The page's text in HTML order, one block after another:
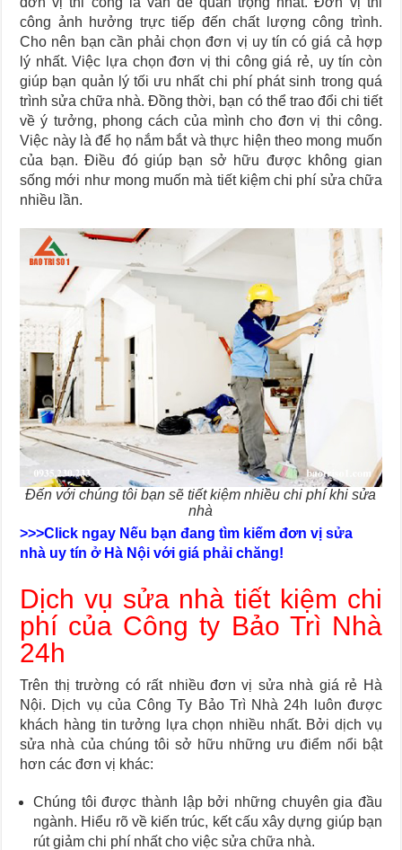
công ảnh hưởng trực tiếp đến chất lượng công trình.
Cho nên bạn cần phải chọn đơn vị uy tín có giá cả hợp
lý nhất. Việc lựa chọn đơn vị thi công giá rẻ, uy tín còn
giúp bạn quản lý tối ưu nhất chi phí phát sinh trong quá
trình sửa chữa nhà. Đồng thời, bạn có thể trao đổi chi tiết
về ý tưởng, phong cách của mình cho đơn vị thi công.
Việc này là để họ nắm bắt và thực hiện theo mong muốn
của bạn. Điều đó giúp bạn sở hữu được không gian
sống mới như mong muốn mà tiết kiệm chi phí sửa chữa
nhiều lần.
Đến với chúng tôi bạn sẽ tiết kiệm nhiều chi phí khi sửa
nhà
>>>Click ngay Nếu bạn đang tìm kiếm đơn vị sửa
nhà uy tín ở Hà Nội với giá phải chăng!
Dịch vụ sửa nhà tiết kiệm chi
phí của Công ty Bảo Trì Nhà
24h
Trên thị trường có rất nhiều đơn vị sửa nhà giá rẻ Hà
Nội. Dịch vụ của Công Ty Bảo Trì Nhà 24h luôn được
khách hàng tin tưởng lựa chọn nhiều nhất. Bởi dịch vụ
sửa nhà của chúng tôi sở hữu những ưu điểm nổi bật
hơn các đơn vị khác:
Chúng tôi được thành lập bởi những chuyên gia đầu
ngành. Hiểu rõ về kiến trúc, kết cấu xây dựng giúp bạn
rút giảm chi phí nhất cho việc sửa chữa nhà.